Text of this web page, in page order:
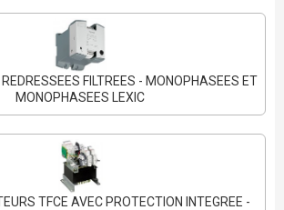
FILTREES - MONOPHASEES ET
MONOPHASEES LEXIC
TFCE AVEC PROTECTION INTEGREE -